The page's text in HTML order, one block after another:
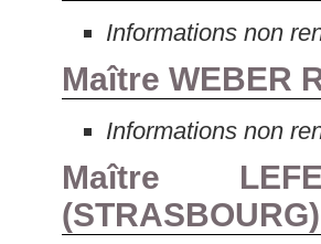
Informations non
Maître WEBER
Informations non
Maître
(STRASBOURG)